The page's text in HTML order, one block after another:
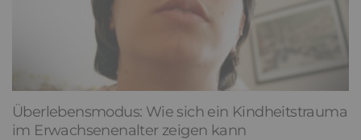
Überlebensmodus: Wie sich ein Kindheitstrauma
im Erwachsenenalter zeigen kann